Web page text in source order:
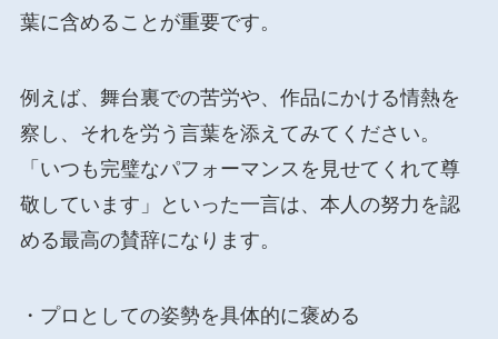
葉に含めることが重要です。
例えば、舞台裏での苦労や、作品にかける情熱を
察し、それを労う言葉を添えてみてください。
「いつも完璧なパフォーマンスを見せてくれて尊
敬しています」といった一言は、本人の努力を認
める最高の賛辞になります。
・プロとしての姿勢を具体的に褒める